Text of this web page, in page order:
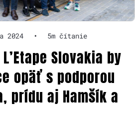
2024 • 5m čítanie
Slovakia by
opäť s podporou
prídu aj Hamšík a